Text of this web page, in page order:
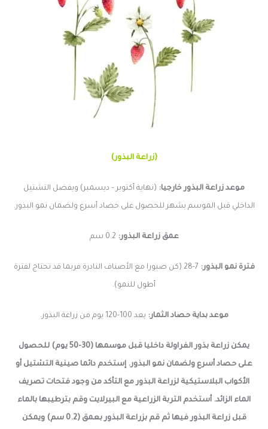
(زراعة البذور)
موعد زراعة البذور خارجيا: (نهاية أكتوبر – ديسمبر) ويفضل التشتيل
الداخلي قبل الموسم بشهر للحصول على حصاد أسرع ولضمان نمو البذور.
عمق زراعة البذور:
فترة نمو البذور: 7-28 (كن صبورا مع الأصناف النادرة فربما قد تحتاج لفترة
أطول للنمو).
موعد بداية حصاد الثمار: بعد 100-120 يوم من زراعة البذور.
يمكن زراعة بذور الفراولة داخليا قبل موسمها (30-50 يوم) للحصول
على حصاد أسرع ولضمان نمو البذور. إستخدم دائما صينية التشتيل أو
الأكواب البلاستيكية لزراعة البذور مع التأكد من وجود فتحات تصريف
الماء الزائد. أستخدم التربة الزراعية مع البيرلايت وقم بترطيبها بالماء
قبل زراعة البذور فيها ثم قم بزراعة البذور بعمق (0.2 سم) ويمكن